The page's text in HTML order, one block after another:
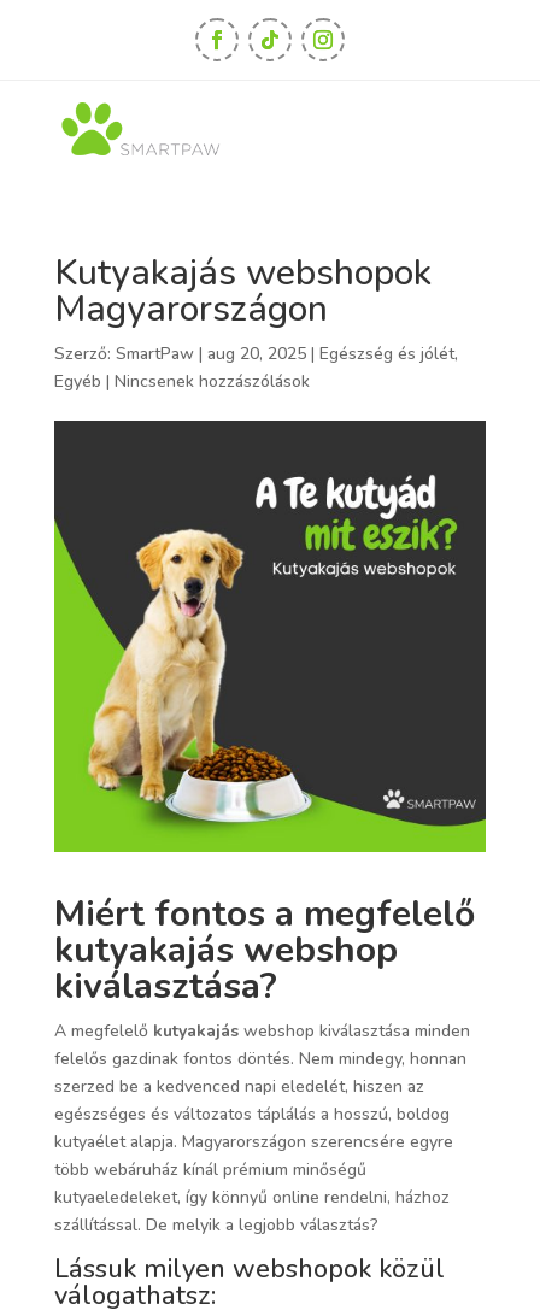
Kutyakajás webshopok
Magyarországon
Szerző: SmartPaw| aug 20, 2025| Egészség és jólét,
Egyéb | Nincsenek hozzászólások
Miért fontos a megfelelő
kutyakajás webshop
kiválasztása?
A megfelelő kutyakajáswebshop kiválasztása minden
felelős gazdinak fontos döntés. Nem mindegy, honnan
szerzed be a kedvenced napi eledelét, hiszen az
egészséges és változatos táplálás a hosszú, boldog
kutyaélet alapja. Magyarországon szerencsére egyre
több webáruház kínál prémium minőségű
kutyaeledeleket, így könnyű online rendelni, házhoz
szállítással. De melyik a legjobb választás?
Lássuk milyen webshopok közül
válogathatsz: